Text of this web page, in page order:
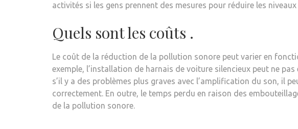
activités si les gens prennent des mesures pour réduire les
Quels sont les coûts .
Le coût de la réduction de la pollution sonore peut varier en
exemple, l’installation de harnais de voiture silencieux peut ne
s’il y a des problèmes plus graves avec l’amplification du son, il
correctement. En outre, le temps perdu en raison des
de la pollution sonore.